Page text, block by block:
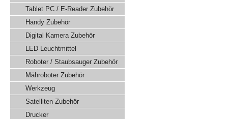
Tablet PC / E-Reader Zubehör
Handy Zubehör
Digital Kamera Zubehör
LED Leuchtmittel
Roboter / Staubsauger Zubehör
Mähroboter Zubehör
Werkzeug
Satelliten Zubehör
Drucker